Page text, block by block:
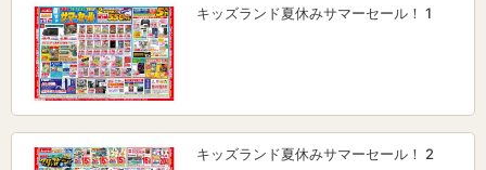
キッズランド夏休みサマーセール！ 1
キッズランド夏休みサマーセール！ 2